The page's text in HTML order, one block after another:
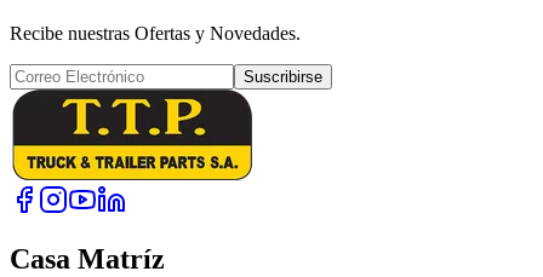
Recibe nuestras Ofertas y Novedades.
Suscribirse
Casa Matríz